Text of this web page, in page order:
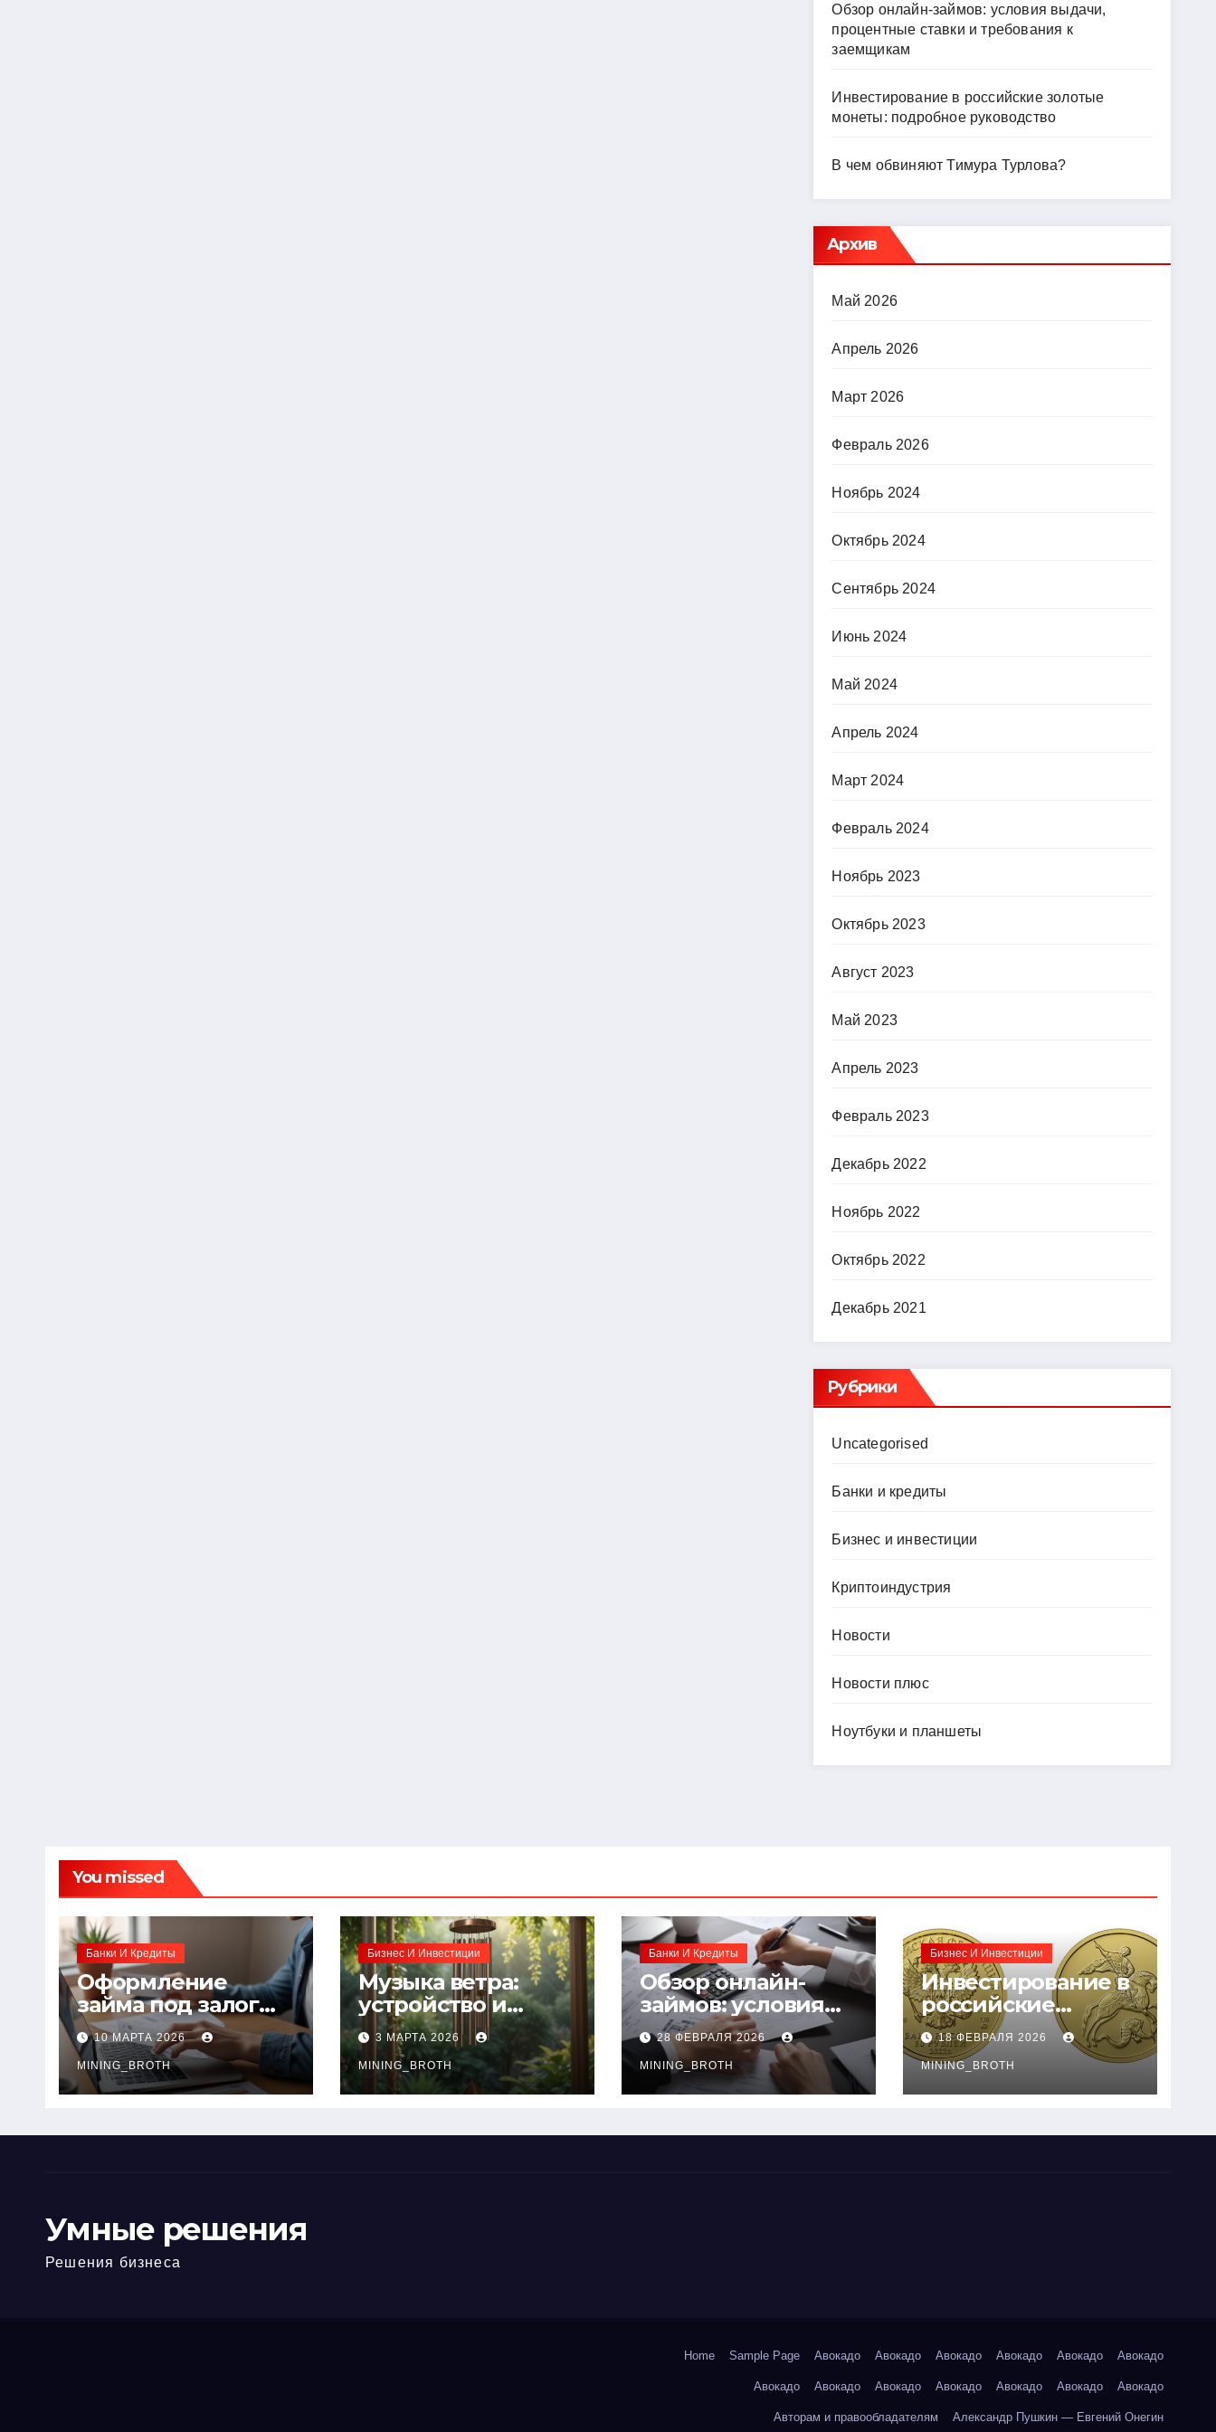
Обзор онлайн-займов: условия выдачи,
процентные ставки и требования к
заемщикам
Инвестирование в российские золотые
монеты: подробное руководство
В чем обвиняют Тимура Турлова?
Архив
Май 2026
Апрель 2026
Март 2026
Февраль 2026
Ноябрь 2024
Октябрь 2024
Сентябрь 2024
Июнь 2024
Май 2024
Апрель 2024
Март 2024
Февраль 2024
Ноябрь 2023
Октябрь 2023
Август 2023
Май 2023
Апрель 2023
Февраль 2023
Декабрь 2022
Ноябрь 2022
Октябрь 2022
Декабрь 2021
Рубрики
Uncategorised
Банки и кредиты
Бизнес и инвестиции
Криптоиндустрия
Новости
Новости плюс
Ноутбуки и планшеты
You missed
Банки И Кредиты
Оформление
займа под залог
ПТС онлайн на
карту без визита в
офис: порядок,
требования и
10 МАРТА 2026
MINING_BROTH
Бизнес И Инвестиции
Музыка ветра:
устройство и
принципы
звучания
колокольчиков
3 МАРТА 2026
MINING_BROTH
Банки И Кредиты
Обзор онлайн-
займов: условия
выдачи,
процентные
ставки и
требования к
28 ФЕВРАЛЯ 2026
MINING_BROTH
Бизнес И Инвестиции
Инвестирование в
российские
золотые монеты:
подробное
руководство
18 ФЕВРАЛЯ 2026
MINING_BROTH
Умные решения
Решения бизнеса
Home Sample Page Авокадо Авокадо Авокадо Авокадо Авокадо Авокадо
Авокадо Авокадо Авокадо Авокадо Авокадо Авокадо Авокадо
Авторам и правообладателям Александр Пушкин — Евгений Онегин